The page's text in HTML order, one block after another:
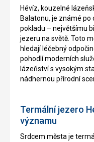
Hévíz, kouzelné
Balatonu, je známé po
pokladu – největšímu
jezeru na světě. Toto
hledají léčebný
pohodlí moderních
lázeňství s vysokým
nádhernou přírodní
Termální jezero
významu
Srdcem města je